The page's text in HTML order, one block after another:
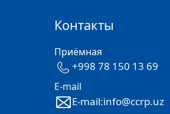
Контакты
Приёмная
+998 78 150 13 69
E-mail
E-mail:info@ccrp.uz